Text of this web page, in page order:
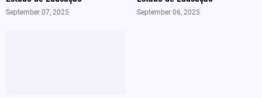
September 07, 2025 September 06, 2025